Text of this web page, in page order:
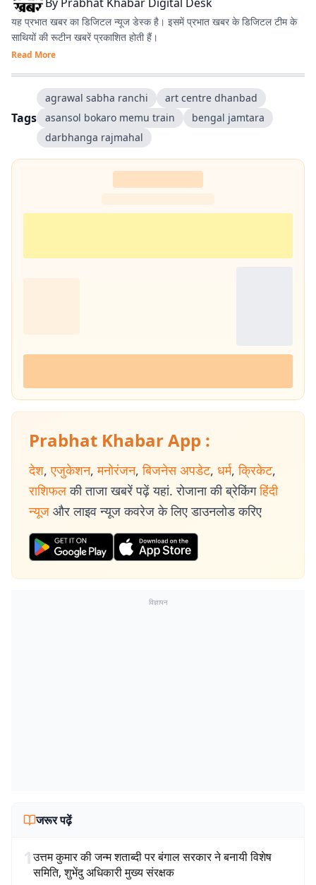
यह प्रभात खबर का डिजिटल न्यूज डेस्क है। इसमें प्रभात खबर के डिजिटल टीम के
साथियों की रूटीन खबरें प्रकाशित होती हैं।
Read More
Tags
agrawal sabha ranchi
art centre dhanbad
asansol bokaro memu train
bengal jamtara
darbhanga rajmahal
Prabhat Khabar App :
देश, एजुकेशन, मनोरंजन, बिजनेस अपडेट, धर्म, क्रिकेट,
राशिफल की ताजा खबरें पढ़ें यहां. रोजाना की ब्रेकिंग हिंदी
न्यूज और लाइव न्यूज कवरेज के लिए डाउनलोड करिए
विज्ञापन
जरूर पढ़ें
1उत्तम कुमार की जन्म शताब्दी पर बंगाल सरकार ने बनायी विशेष
समिति, शुभेंदु अधिकारी मुख्य संरक्षक